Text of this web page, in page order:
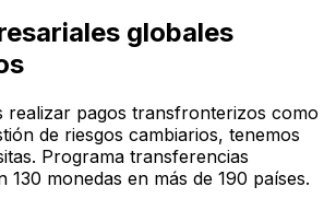
globales
realizar pagos transfronterizos como
de riesgos cambiarios, tenemos
Programa transferencias
130 monedas en más de 190 países.